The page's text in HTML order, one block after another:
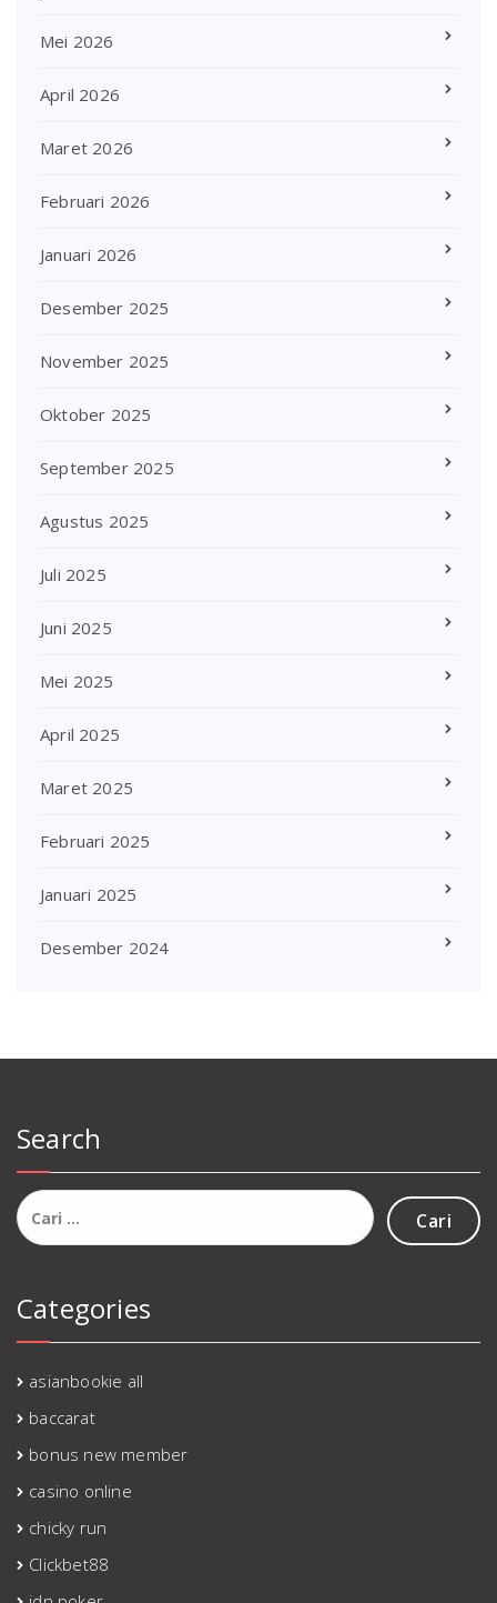
Mei 2026
April 2026
Maret 2026
Februari 2026
Januari 2026
Desember 2025
November 2025
Oktober 2025
September 2025
Agustus 2025
Juli 2025
Juni 2025
Mei 2025
April 2025
Maret 2025
Februari 2025
Januari 2025
Desember 2024
Search
Cari
untuk:
Categories
asianbookie all
baccarat
bonus new member
casino online
chicky run
Clickbet88